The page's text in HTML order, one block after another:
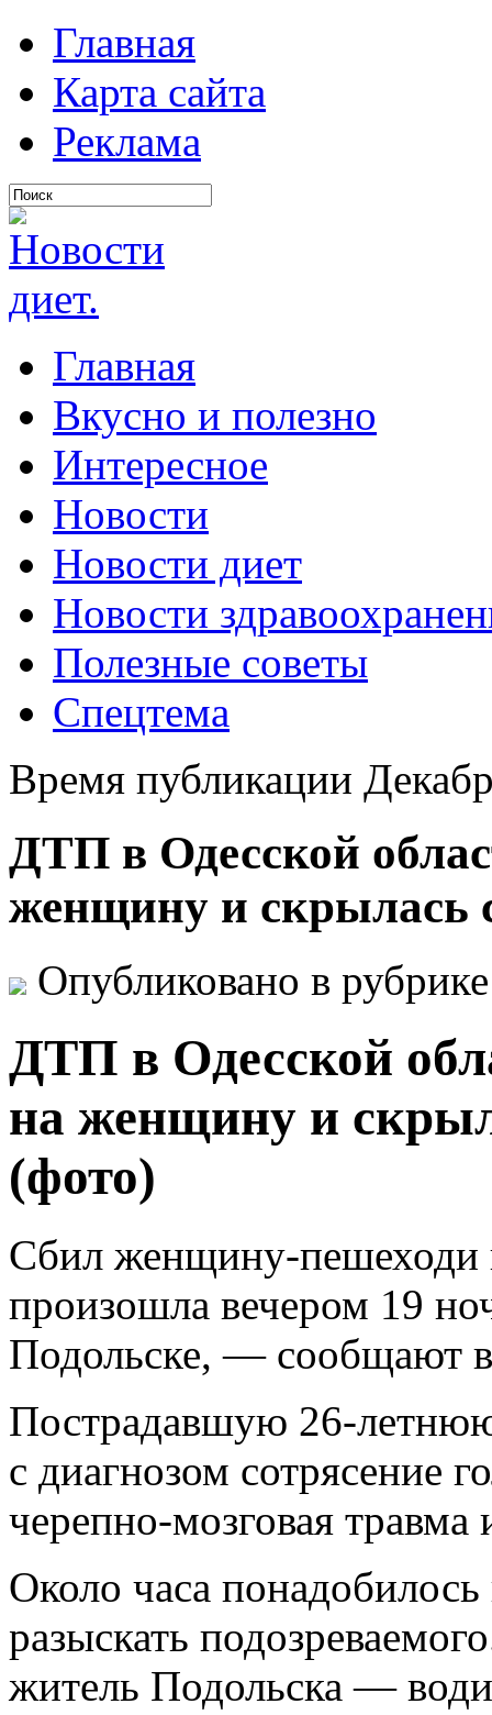
Главная
Карта сайта
Реклама
Главная
Вкусно и полезно
Интересное
Новости
Новости диет
Новости
Полезные советы
Спецтема
Время публикации
ДТП в Одесской
женщину и скрылась
Опубликовано в
ДТП в Одесской
на женщину и
(фото)
Сбил женщину-пешеходи
произошла вечером 19
Подольске, — сообщают
Пострадавшую 26-
с диагнозом сотрясение
черепно-мозговая
Около часа
разыскать
житель Подольска —